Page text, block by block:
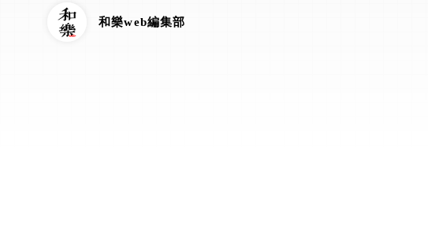
和樂web編集部